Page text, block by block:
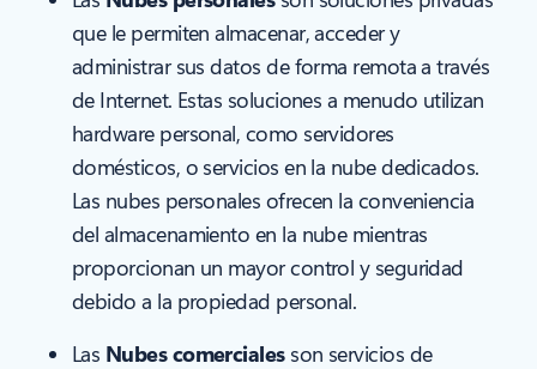
que le permiten almacenar, acceder y
administrar sus datos de forma remota a través
de Internet. Estas soluciones a menudo utilizan
hardware personal, como servidores
domésticos, o servicios en la nube dedicados.
Las nubes personales ofrecen la conveniencia
del almacenamiento en la nube mientras
proporcionan un mayor control y seguridad
debido a la propiedad personal.
Las Nubes comercialesson servicios de